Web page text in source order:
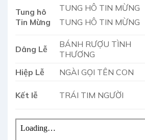
Tung hô
Tin Mừng
TUNG HÔ TIN MỪNG
TUNG HÔ TIN MỪNG
Dâng Lễ
BÁNH RƯỢU TÌNH
THƯƠNG
Hiệp Lễ NGÀI GỌI TÊN CON
Kết lễ TRÁI TIM NGƯỜI